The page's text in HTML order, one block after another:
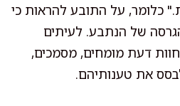
כלומר, על התובע להראות כי
של הנתבע. לעיתים
דעת מומחים, מסמכים,
את טענותיהם.